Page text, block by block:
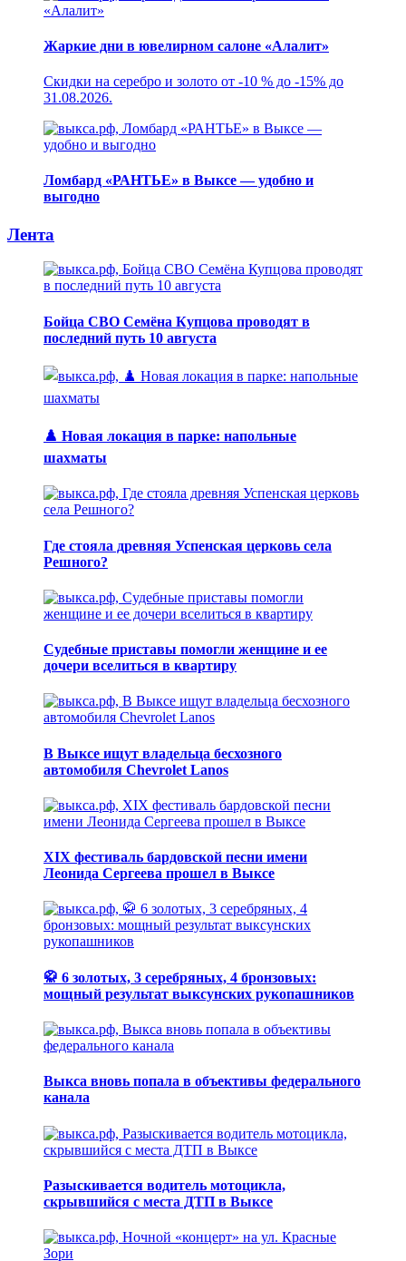
Жаркие дни в ювелирном салоне «Алалит»
Скидки на серебро и золото от -10 % до -15% до
31.08.2026.
Ломбард «РАНТЬЕ» в Выксе — удобно и
выгодно
Лента
Бойца СВО Семёна Купцова проводят в
последний путь 10 августа
♟️ Новая локация в парке: напольные
шахматы
Где стояла древняя Успенская церковь села
Решного?
Судебные приставы помогли женщине и ее
дочери вселиться в квартиру
В Выксе ищут владельца бесхозного
автомобиля Chevrolet Lanos
XIX фестиваль бардовской песни имени
Леонида Сергеева прошел в Выксе
🥋 6 золотых, 3 серебряных, 4 бронзовых:
мощный результат выксунских рукопашников
Выкса вновь попала в объективы федерального
канала
Разыскивается водитель мотоцикла,
скрывшийся с места ДТП в Выксе